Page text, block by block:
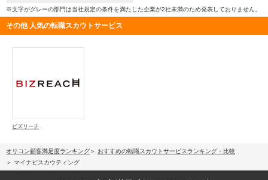
※文字がグレーの部門は当社規定の条件を満たした企業が2社未満のため発表しておりません。
その他 人気の転職スカウトサービス
ビズリーチ
オリコン顧客満足度ランキング
おすすめの転職スカウトサービスランキング・比較
マイナビスカウティング